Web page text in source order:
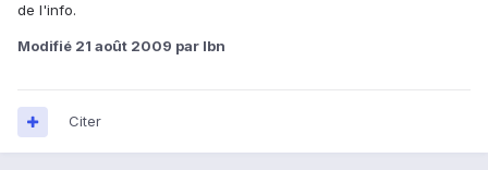
de l'info.
Modifié 21 août 2009 par lbn
Citer